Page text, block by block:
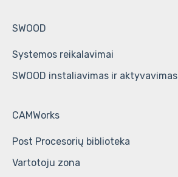
SWOOD
Systemos reikalavimai
SWOOD instaliavimas ir aktyvavimas
CAMWorks
Post Procesorių biblioteka
Vartotoju zona